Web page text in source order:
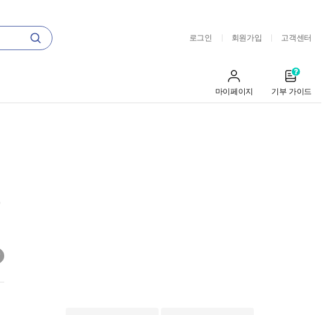
로그인 회원가입 고객센터
마이페이지 기부 가이드